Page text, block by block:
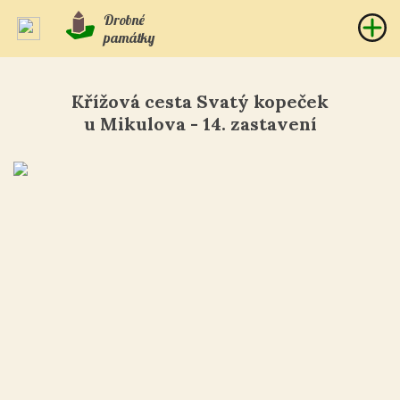
Drobné
památky
Křížová cesta Svatý kopeček
u Mikulova - 14. zastavení